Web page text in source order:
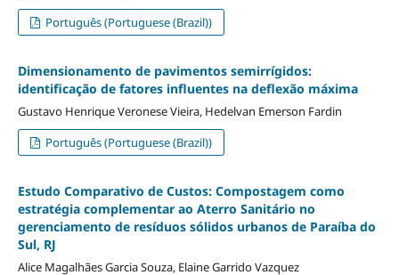
Português (Portuguese (Brazil))
Dimensionamento de pavimentos semirrígidos:
identificação de fatores influentes na deflexão máxima
Gustavo Henrique Veronese Vieira, Hedelvan Emerson Fardin
Português (Portuguese (Brazil))
Estudo Comparativo de Custos: Compostagem como
estratégia complementar ao Aterro Sanitário no
gerenciamento de resíduos sólidos urbanos de Paraíba do
Sul, RJ
Alice Magalhães Garcia Souza, Elaine Garrido Vazquez